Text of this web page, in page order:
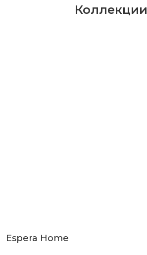
Коллекции
Espera Home